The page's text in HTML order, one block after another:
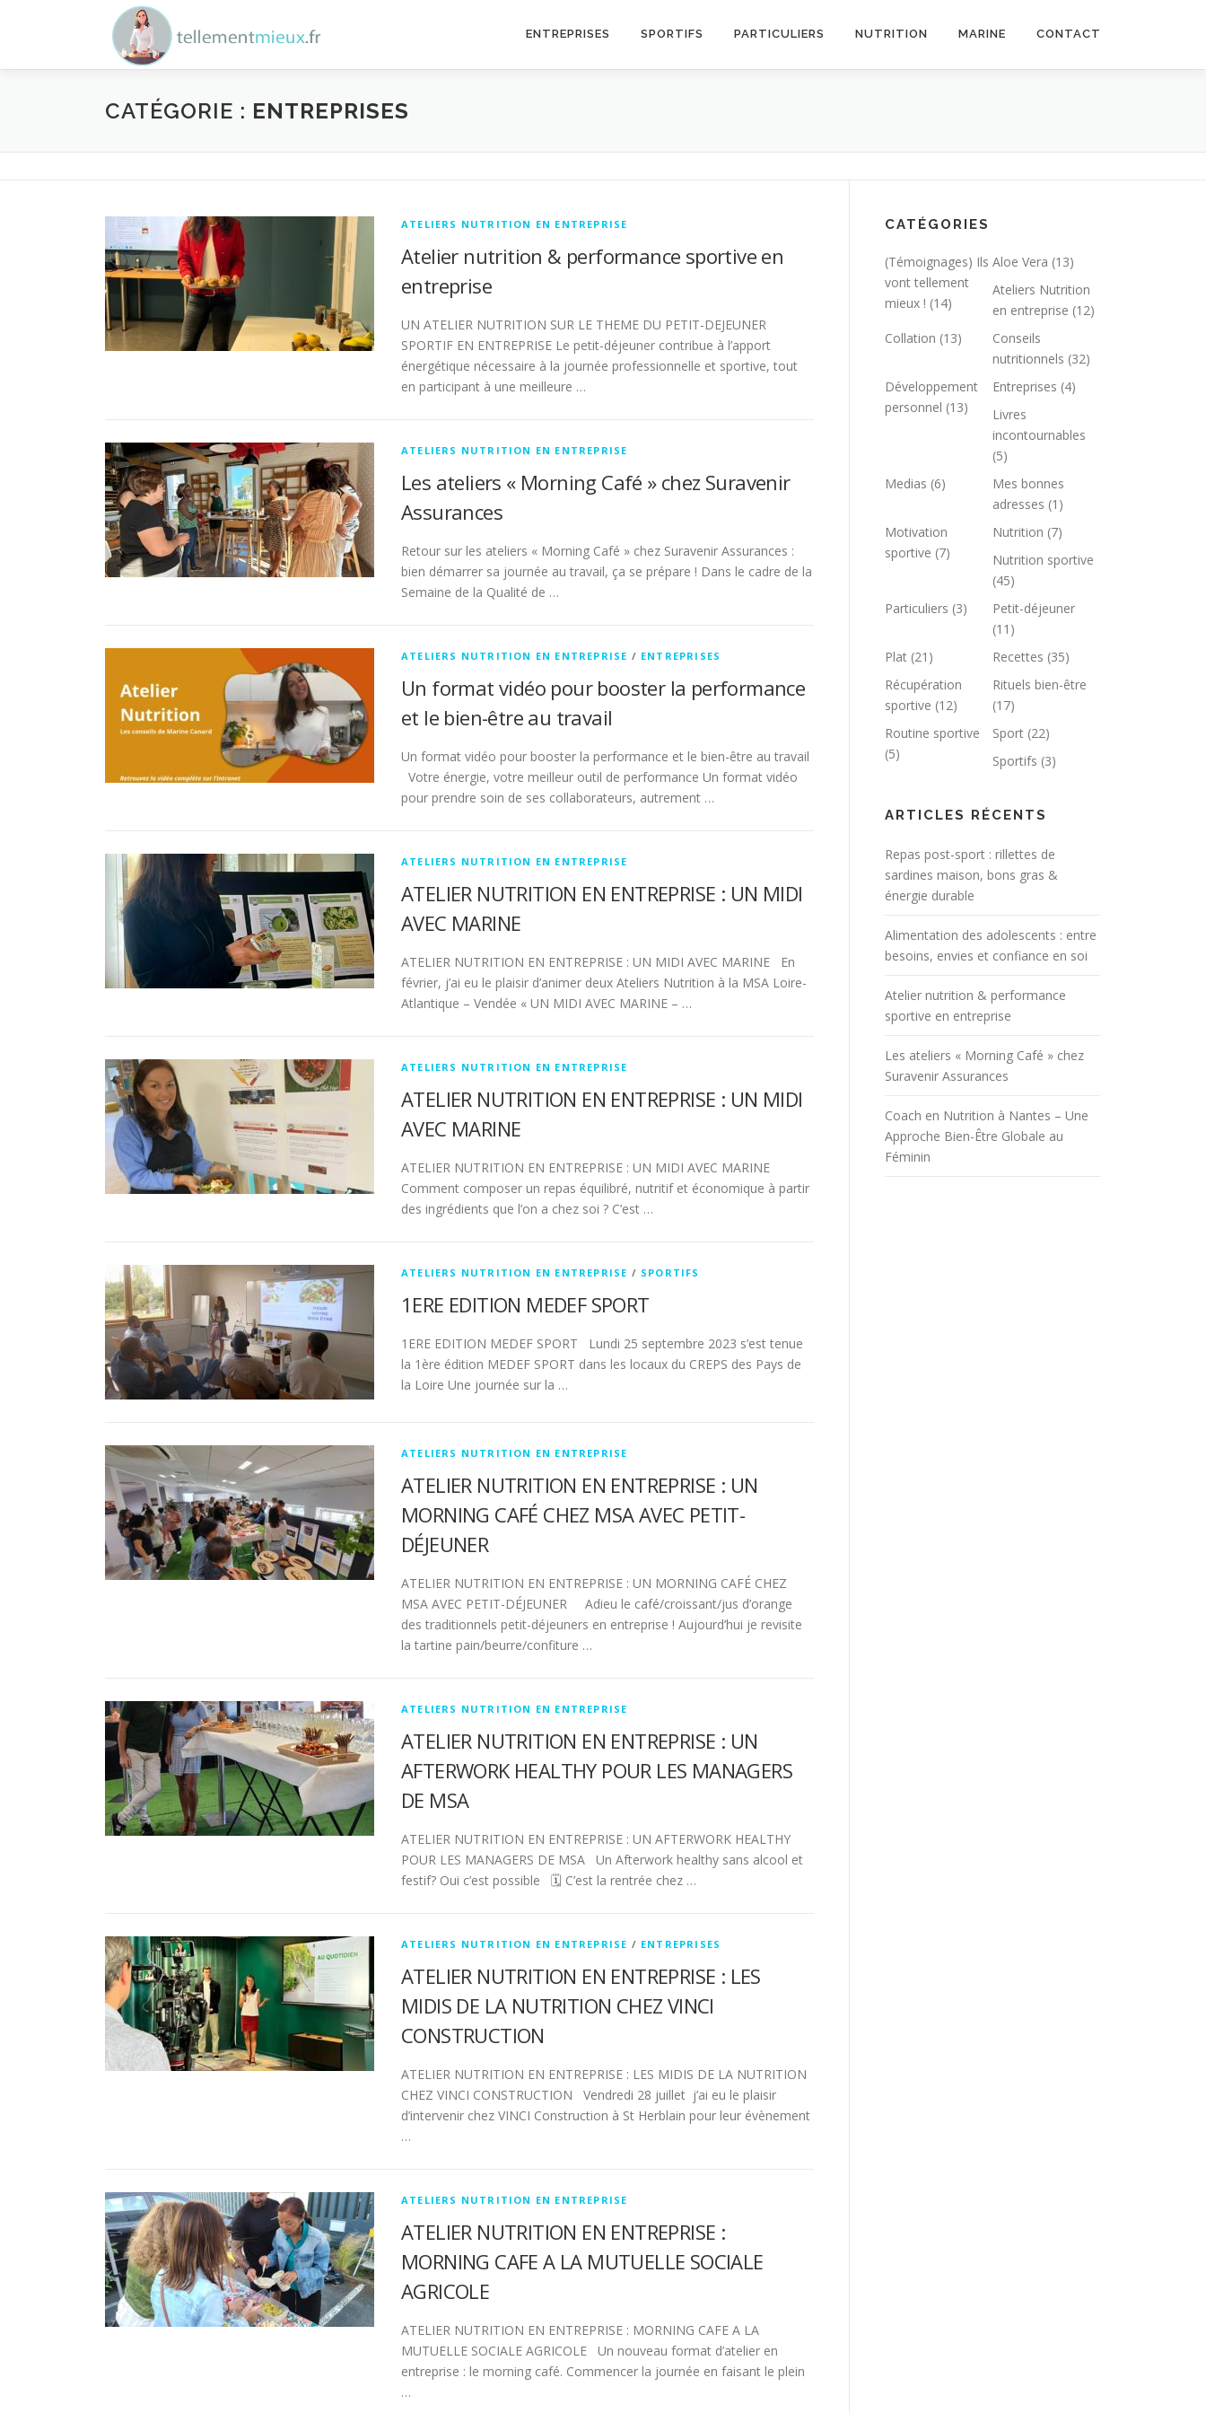
ENTREPRISES SPORTIFS PARTICULIERS NUTRITION MARINE CONTACT
CATÉGORIE : ENTREPRISES
ATELIERS NUTRITION EN ENTREPRISE
Atelier nutrition & performance sportive en
entreprise
UN ATELIER NUTRITION SUR LE THEME DU PETIT-DEJEUNER
SPORTIF EN ENTREPRISE Le petit-déjeuner contribue à l’apport
énergétique nécessaire à la journée professionnelle et sportive, tout
en participant à une meilleure …
ATELIERS NUTRITION EN ENTREPRISE
Les ateliers « Morning Café » chez Suravenir
Assurances
Retour sur les ateliers « Morning Café » chez Suravenir Assurances :
bien démarrer sa journée au travail, ça se prépare ! Dans le cadre de la
Semaine de la Qualité de …
ATELIERS NUTRITION EN ENTREPRISE / ENTREPRISES
Un format vidéo pour booster la performance
et le bien-être au travail
Un format vidéo pour booster la performance et le bien-être au travail
Votre énergie, votre meilleur outil de performance Un format vidéo
pour prendre soin de ses collaborateurs, autrement …
ATELIERS NUTRITION EN ENTREPRISE
ATELIER NUTRITION EN ENTREPRISE : UN MIDI
AVEC MARINE
ATELIER NUTRITION EN ENTREPRISE : UN MIDI AVEC MARINE En
février, j’ai eu le plaisir d’animer deux Ateliers Nutrition à la MSA Loire-
Atlantique – Vendée « UN MIDI AVEC MARINE – …
ATELIERS NUTRITION EN ENTREPRISE
ATELIER NUTRITION EN ENTREPRISE : UN MIDI
AVEC MARINE
ATELIER NUTRITION EN ENTREPRISE : UN MIDI AVEC MARINE
Comment composer un repas équilibré, nutritif et économique à partir
des ingrédients que l’on a chez soi ? C’est …
ATELIERS NUTRITION EN ENTREPRISE / SPORTIFS
1ERE EDITION MEDEF SPORT
1ERE EDITION MEDEF SPORT Lundi 25 septembre 2023 s’est tenue
la 1ère édition MEDEF SPORT dans les locaux du CREPS des Pays de
la Loire Une journée sur la …
ATELIERS NUTRITION EN ENTREPRISE
ATELIER NUTRITION EN ENTREPRISE : UN
MORNING CAFÉ CHEZ MSA AVEC PETIT-
DÉJEUNER
ATELIER NUTRITION EN ENTREPRISE : UN MORNING CAFÉ CHEZ
MSA AVEC PETIT-DÉJEUNER Adieu le café/croissant/jus d’orange
des traditionnels petit-déjeuners en entreprise ! Aujourd’hui je revisite
la tartine pain/beurre/confiture …
ATELIERS NUTRITION EN ENTREPRISE
ATELIER NUTRITION EN ENTREPRISE : UN
AFTERWORK HEALTHY POUR LES MANAGERS
DE MSA
ATELIER NUTRITION EN ENTREPRISE : UN AFTERWORK HEALTHY
POUR LES MANAGERS DE MSA Un Afterwork healthy sans alcool et
festif? Oui c’est possible 🗓 C’est la rentrée chez …
ATELIERS NUTRITION EN ENTREPRISE / ENTREPRISES
ATELIER NUTRITION EN ENTREPRISE : LES
MIDIS DE LA NUTRITION CHEZ VINCI
CONSTRUCTION
ATELIER NUTRITION EN ENTREPRISE : LES MIDIS DE LA NUTRITION
CHEZ VINCI CONSTRUCTION Vendredi 28 juillet j’ai eu le plaisir
d’intervenir chez VINCI Construction à St Herblain pour leur évènement
…
ATELIERS NUTRITION EN ENTREPRISE
ATELIER NUTRITION EN ENTREPRISE :
MORNING CAFE A LA MUTUELLE SOCIALE
AGRICOLE
ATELIER NUTRITION EN ENTREPRISE : MORNING CAFE A LA
MUTUELLE SOCIALE AGRICOLE Un nouveau format d’atelier en
entreprise : le morning café. Commencer la journée en faisant le plein
…
CATÉGORIES
(Témoignages) Ils
vont tellement
mieux ! (14)
Aloe Vera (13)
Ateliers Nutrition
en entreprise (12)
Collation (13)
Conseils
nutritionnels (32)
Développement
personnel (13)
Entreprises (4)
Livres
incontournables
(5)
Medias (6)
Mes bonnes
adresses (1)
Motivation
sportive (7)
Nutrition (7)
Nutrition sportive
(45)
Particuliers (3)
Petit-déjeuner
(11)
Plat (21) Recettes (35)
Récupération
sportive (12)
Rituels bien-être
(17)
Routine sportive
(5)
Sport (22)
Sportifs (3)
ARTICLES RÉCENTS
Repas post-sport : rillettes de
sardines maison, bons gras &
énergie durable
Alimentation des adolescents : entre
besoins, envies et confiance en soi
Atelier nutrition & performance
sportive en entreprise
Les ateliers « Morning Café » chez
Suravenir Assurances
Coach en Nutrition à Nantes – Une
Approche Bien-Être Globale au
Féminin